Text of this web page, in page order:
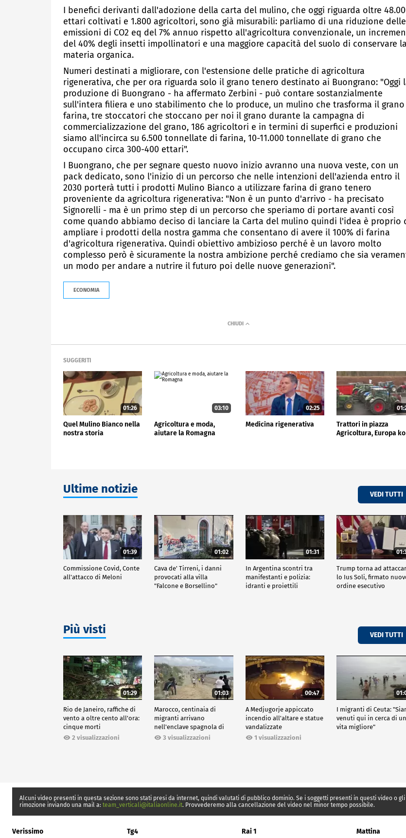
I benefici derivanti dall'adozione della carta del mulino, che oggi riguarda oltre
ettari coltivati e 1.800 agricoltori, sono già misurabili: parliamo di una riduzione delle
emissioni di CO2 eq del 7% annuo rispetto all'agricoltura convenzionale, un
del 40% degli insetti impollinatori e una maggiore capacità del suolo di conservare la
materia organica.
Numeri destinati a migliorare, con l'estensione delle pratiche di agricoltura
rigenerativa, che per ora riguarda solo il grano tenero destinato ai Buongrano: "Oggi
produzione di Buongrano - ha affermato Zerbini - può contare sostanzialmente
sull'intera filiera e uno stabilimento che lo produce, un mulino che trasforma il grano
farina, tre stoccatori che stoccano per noi il grano durante la campagna di
commercializzazione del grano, 186 agricoltori e in termini di superfici e produzioni
siamo all'incirca su 6.500 tonnellate di farina, 10-11.000 tonnellate di grano che
occupano circa 300-400 ettari".
I Buongrano, che per segnare questo nuovo inizio avranno una nuova veste, con un
pack dedicato, sono l'inizio di un percorso che nelle intenzioni dell'azienda entro il
2030 porterà tutti i prodotti Mulino Bianco a utilizzare farina di grano tenero
proveniente da agricoltura rigenerativa: "Non è un punto d'arrivo - ha precisato
Signorelli - ma è un primo step di un percorso che speriamo di portare avanti così
come quando abbiamo deciso di lanciare la Carta del mulino quindi l'idea è proprio
ampliare i prodotti della nostra gamma che consentano di avere il 100% di farina
d'agricoltura rigenerativa. Quindi obiettivo ambizioso perché è un lavoro molto
complesso però è sicuramente la nostra ambizione perché crediamo che sia
un modo per andare a nutrire il futuro poi delle nuove generazioni".
ECONOMIA
SUGGERITI
01:26
Quel Mulino Bianco nella
nostra storia
03:10
Agricoltura e moda,
aiutare la Romagna
02:25
Medicina rigenerativa
Trattori in piazza
Agricoltura, Europa ko
Ultime notizie VEDI TUTTI
01:39
Commissione Covid, Conte
all'attacco di Meloni
01:02
Cava de' Tirreni, i danni
provocati alla villa
"Falcone e Borsellino"
01:31
In Argentina scontri tra
manifestanti e polizia:
idranti e proiettili
Trump torna ad
lo Ius Soli, firmato
ordine esecutivo
Più visti VEDI TUTTI
01:29
Rio de Janeiro, raffiche di
vento a oltre cento all'ora:
cinque morti
2 visualizzazioni
01:03
Marocco, centinaia di
migranti arrivano
nell'enclave spagnola di
Ceuta3 visualizzazioni
00:47
A Medjugorje appiccato
incendio all'altare e statue
vandalizzate
1 visualizzazioni
I migranti di Ceuta:
venuti qui in cerca di
vita migliore"
Alcuni video presenti in questa sezione sono stati presi da internet, quindi valutati di pubblico dominio. Se i soggetti presenti in questi video
rimozione inviando una mail a: team_verticali@italiaonline.it. Provvederemo alla cancellazione del video nel minor tempo possibile.
Verissimo Tg4 Rai 1 Mattina